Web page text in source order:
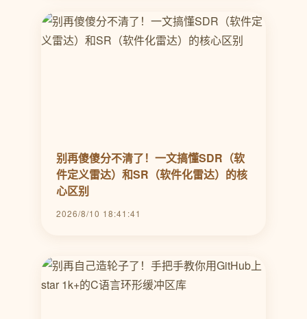
别再傻傻分不清了！一文搞懂SDR（软
件定义雷达）和SR（软件化雷达）的核
心区别
2026/8/10 18:41:41